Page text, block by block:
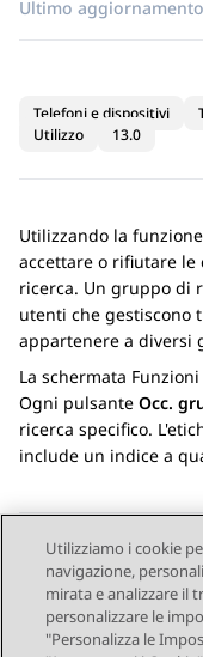
Ultimo
Telefoni e dispositivi
Utilizzo
13.0
Utilizzando la
accettare o rifiutare
ricerca. Un gruppo di
utenti che gestiscono
appartenere a diversi
La schermata Funzioni
Ogni pulsante Occ.
ricerca specifico.
include un indice a
Send Feedback
Utilizziamo i cookie
navigazione,
mirata e analizzare il
personalizzare le
"Personalizza le